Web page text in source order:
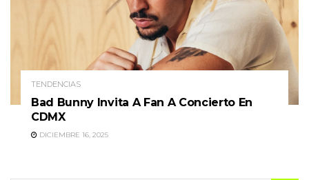
TENDENCIAS
Bad Bunny Invita A Fan A Concierto En
CDMX
DICIEMBRE 16, 2025